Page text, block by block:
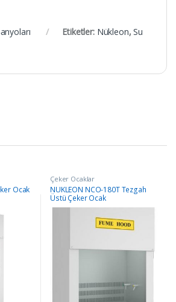
Etiketler: Nükleon,Su
Ocak
Çeker Ocaklar
NÜKLEON NCO-180T Tezgah
Üstü Çeker Ocak